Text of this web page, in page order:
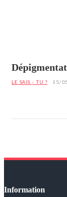
LE SAIS - TU ? 15/
Information